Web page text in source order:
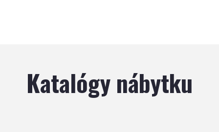
Katalógy nábytku